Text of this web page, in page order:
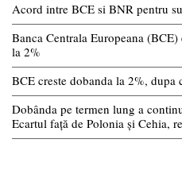
Acord intre BCE si BNR pentru
Banca Centrala Europeana
la 2%
BCE creste dobanda la 2%, dupa
Dobânda pe termen lung a
Ecartul față de Polonia și Cehia,